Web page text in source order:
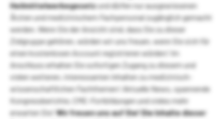
Heilmittelwerbegesetzund dürfen nur ausgewiesenen
Ärzten und medizinischem Fachpersonal zugänglich gemacht
werden. Wenn Sie der Ansicht sind, dass Sie zu dieser
Zielgruppe gehören, würden wir uns freuen, wenn Sie sich für
einen kostenlosen Account registrieren würden! Im
Anschluss erhalten Sie sofortigen Zugang zu diesem und
vielen weiteren, interessanten Inhalten zu medizinisch-
wissenschaftlichen Fachthemen! Aktuelle News, spannende
Kongressberichte, CME-Fortbildungen und vieles mehr
erwarten Sie!Wir freuen uns auf Sie!Die Inhalte dieser